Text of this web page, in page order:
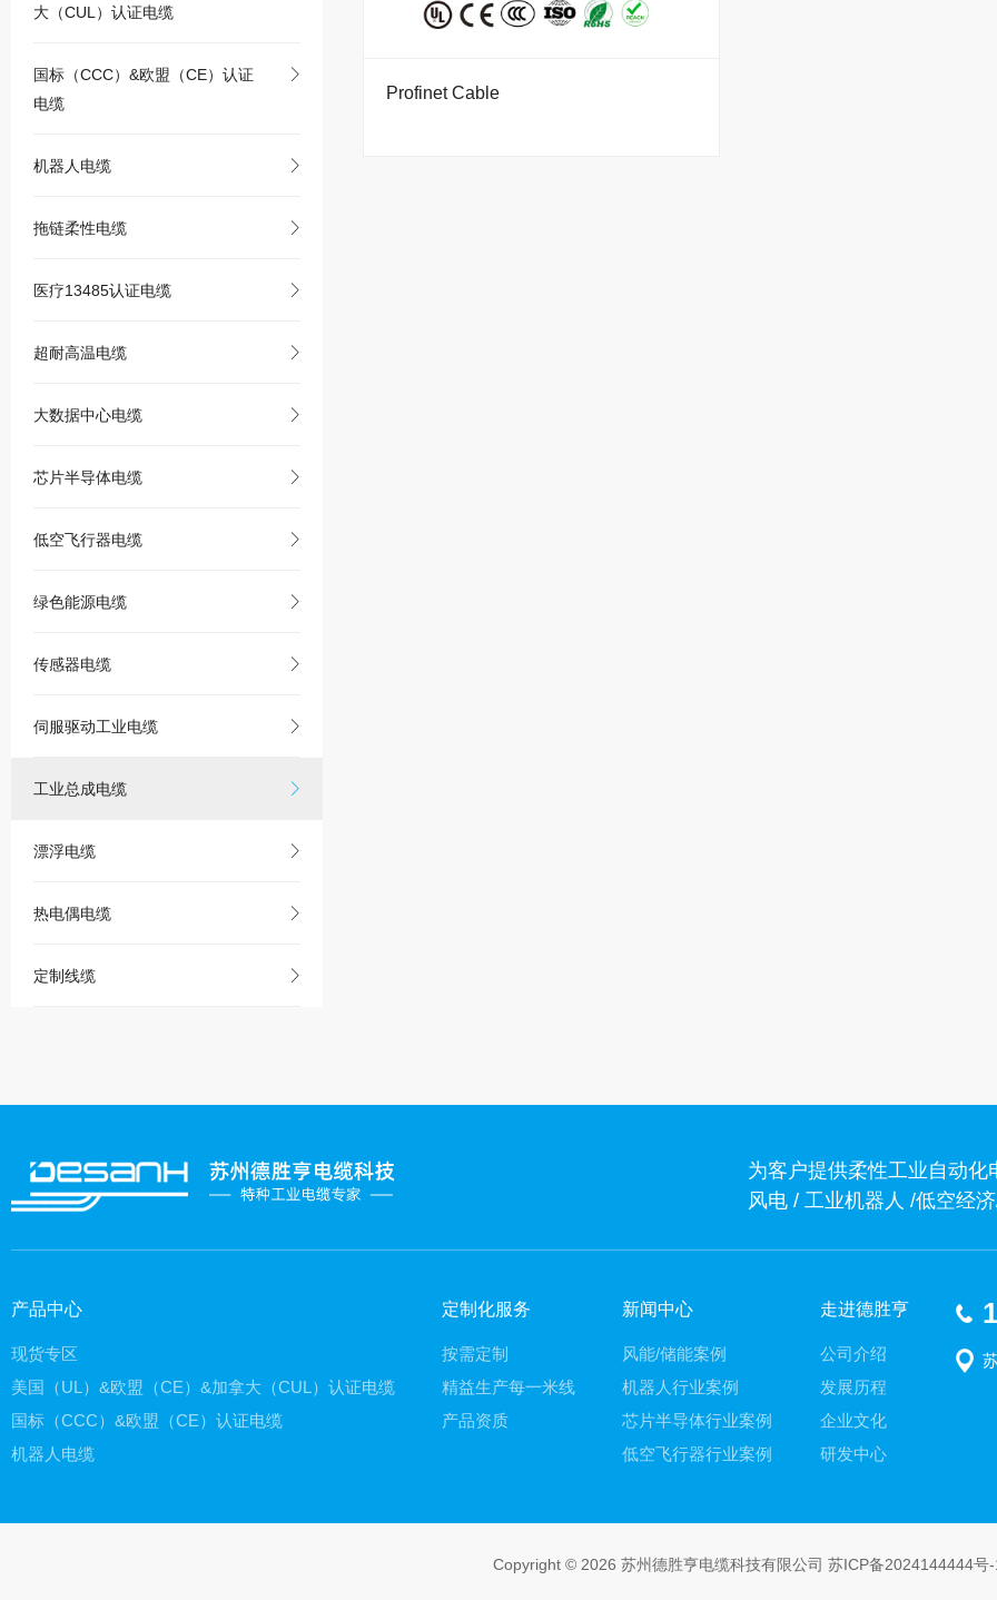
大（CUL）认证电缆
国标（CCC）&欧盟（CE）认证
电缆
机器人电缆
拖链柔性电缆
医疗13485认证电缆
超耐高温电缆
大数据中心电缆
芯片半导体电缆
低空飞行器电缆
绿色能源电缆
传感器电缆
伺服驱动工业电缆
工业总成电缆
漂浮电缆
热电偶电缆
定制线缆
Profinet Cable
为客户提供柔性工业自动化
风电 / 工业机器人 /低空经
产品中心
现货专区
美国（UL）&欧盟（CE）&加拿大（CUL）认证电缆
国标（CCC）&欧盟（CE）认证电缆
机器人电缆
定制化服务
按需定制
精益生产每一米线
产品资质
新闻中心
风能/储能案例
机器人行业案例
芯片半导体行业案例
低空飞行器行业案例
走进德胜亨
公司介绍
发展历程
企业文化
研发中心
Copyright © 2026 苏州德胜亨电缆科技有限公司 苏ICP备2024144444号